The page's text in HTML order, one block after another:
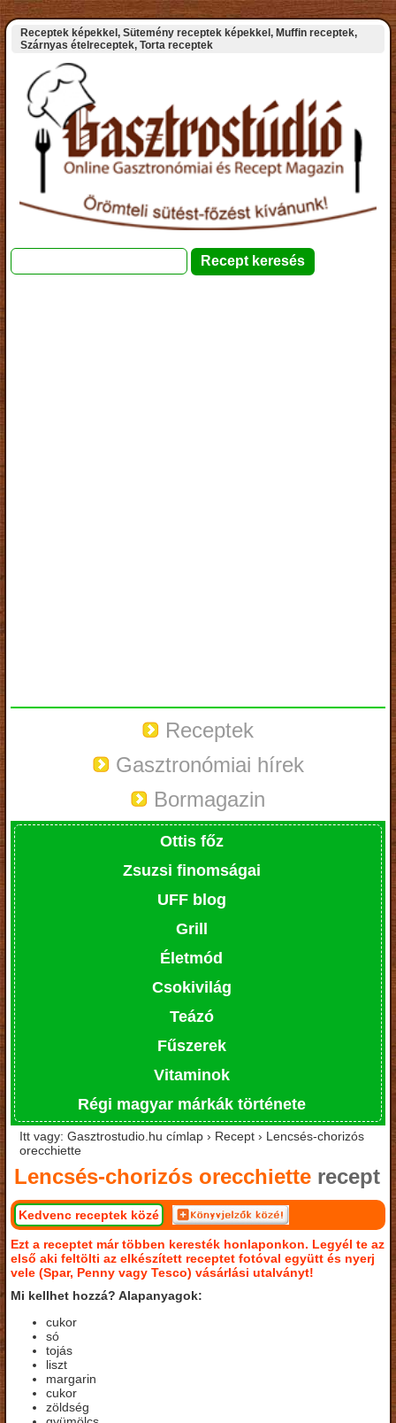
Receptek képekkel, Sütemény receptek képekkel, Muffin receptek,
Szárnyas ételreceptek, Torta receptek
Receptek
Gasztronómiai hírek
Bormagazin
Ottis főz
Zsuzsi finomságai
UFF blog
Grill
Életmód
Csokivilág
Teázó
Fűszerek
Vitaminok
Régi magyar márkák története
Itt vagy: Gasztrostudio.hu címlap › Recept › Lencsés-chorizós
orecchiette
Lencsés-chorizós orecchiette recept
Kedvenc receptek közé
Ezt a receptet már többen keresték honlaponkon. Legyél te az
első aki feltölti az elkészített receptet fotóval együtt és nyerj
vele (Spar, Penny vagy Tesco) vásárlási utalványt!
Mi kellhet hozzá? Alapanyagok:
cukor
só
tojás
liszt
margarin
cukor
zöldség